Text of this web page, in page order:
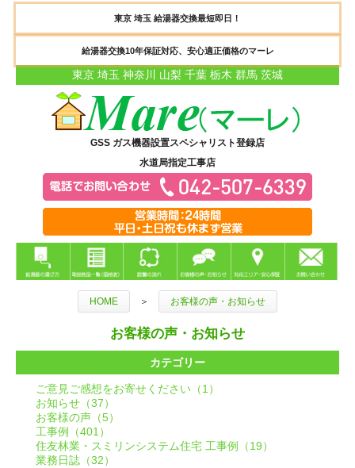
東京 埼玉 給湯器交換最短即日！
給湯器交換10年保証対応、安心適正価格のマーレ
東京 埼玉 神奈川 山梨 千葉 栃木 群馬 茨城
GSS ガス機器設置スペシャリスト登録店
水道局指定工事店
HOME ＞ お客様の声・お知らせ
お客様の声・お知らせ
カテゴリー
ご意見ご感想をお寄せください（1）
お知らせ（37）
お客様の声（5）
工事例（401）
住友林業・スミリンシステム住宅 工事例（19）
業務日誌（32）